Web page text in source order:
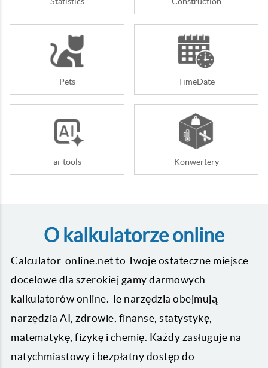
Pets TimeDate
ai-tools Konwertery
O kalkulatorze online
Calculator-online.net to Twoje ostateczne miejsce
docelowe dla szerokiej gamy darmowych
kalkulatorów online. Te narzędzia obejmują
narzędzia AI, zdrowie, finanse, statystykę,
matematykę, fizykę i chemię. Każdy zasługuje na
natychmiastowy i bezpłatny dostęp do